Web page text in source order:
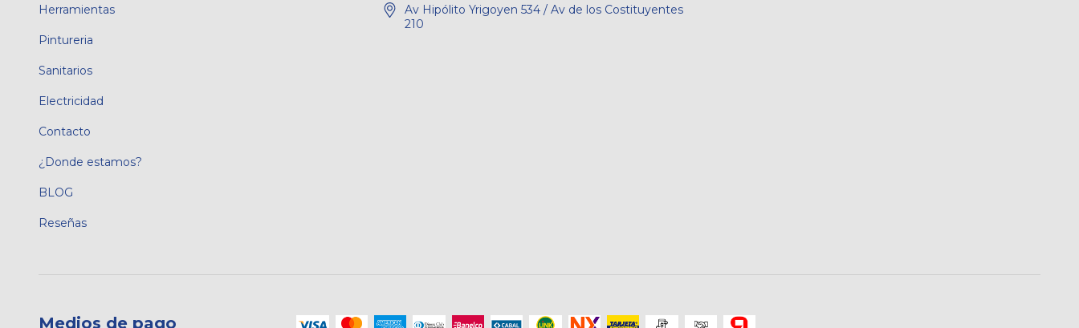
Herramientas
Pintureria
Sanitarios
Electricidad
Contacto
¿Donde estamos?
BLOG
Reseñas
Av Hipólito Yrigoyen 534 / Av de los Costituyentes
210
Medios de pago